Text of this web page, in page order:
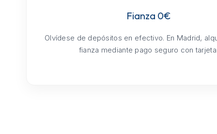
Fianza 0€
Olvídese de depósitos en efectivo. En Madrid,
fianza mediante pago seguro con